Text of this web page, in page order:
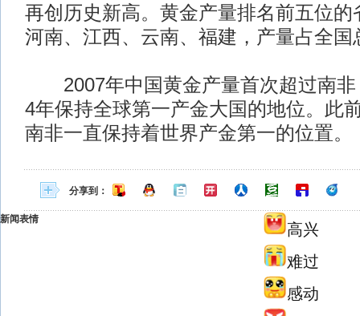
再创历史新高。黄金产量排名前五位的
河南、江西、云南、福建，产量占全国
2007年中国黄金产量首次超过南非
4年保持全球第一产金大国的地位。此
南非一直保持着世界产金第一的位置。
分享到：
新闻表情
高兴
难过
感动